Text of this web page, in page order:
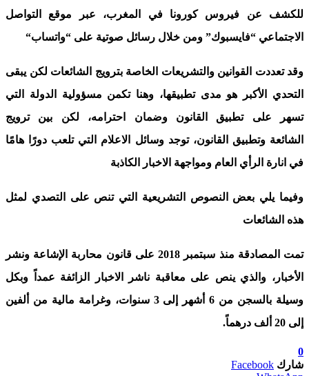
للكشف عن فيروس كورونا في المغرب، عبر موقع التواصل
الاجتماعي “فايسبوك” ومن خلال رسائل صوتية على “واتساب“
وقد تعددت القوانين والتشريعات الخاصة بترويج الشائعات لكن يبقى
التحدي الأكبر هو مدى تطبيقها، وهنا تكمن مسؤولية الدولة التي
تسهر على تطبيق القانون وضمان احترامه، لكن بين ترويج
الشائعة وتطبيق القانون، توجد وسائل الاعلام التي تلعب دورًا هامًا
في انارة الرأي العام ومواجهة الاخبار الكاذبة
وفيما يلي بعض النصوص التشريعية التي تنص على التصدي لمثل
هذه الشائعات
تمت المصادقة منذ سبتمبر 2018 على قانون محاربة الإشاعة ونشر
الأخبار، والذي ينص على معاقبة ناشر الاخبار الزائفة عمداً وبكل
وسيلة بالسجن من 6 أشهر إلى 3 سنوات، وغرامة مالية من ألفين
إلى 20 ألف درهماً.
0
شارك Facebook